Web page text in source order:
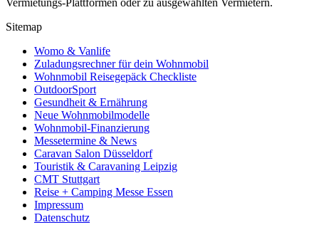
Vermietungs-Plattformen oder zu ausgewählten Vermietern.
Sitemap
Womo & Vanlife
Zuladungsrechner für dein Wohnmobil
Wohnmobil Reisegepäck Checkliste
OutdoorSport
Gesundheit & Ernährung
Neue Wohnmobilmodelle
Wohnmobil-Finanzierung
Messetermine & News
Caravan Salon Düsseldorf
Touristik & Caravaning Leipzig
CMT Stuttgart
Reise + Camping Messe Essen
Impressum
Datenschutz